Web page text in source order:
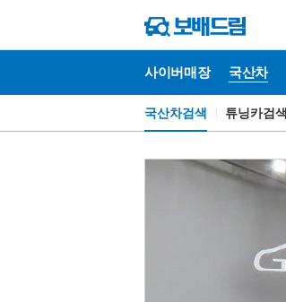
사이버매장 국산차
국
국산차검색 튜닝카검색